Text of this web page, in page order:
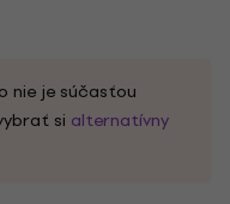
nie je súčasťou
si alternatívny